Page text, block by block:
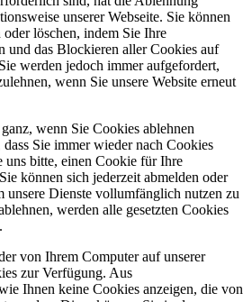
unserer Webseite. Sie können
löschen, indem Sie Ihre
und das Blockieren aller Cookies auf
werden jedoch immer aufgefordert,
wenn Sie unsere Website erneut
wenn Sie Cookies ablehnen
Sie immer wieder nach Cookies
uns bitte, einen Cookie für Ihre
können sich jederzeit abmelden oder
unsere Dienste vollumfänglich nutzen zu
werden alle gesetzten Cookies
von Ihrem Computer auf unserer
zur Verfügung. Aus
Ihnen keine Cookies anzeigen, die von